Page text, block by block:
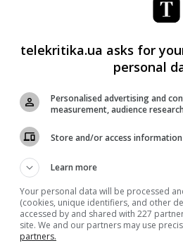
Docudays UA
украинской
фильмах и проектах на
telekritika.ua asks for
personal
Personalised advertising and
measurement, audience
Store and/or access information
Learn more
Your personal data will be processed
(cookies, unique identifiers, and other
accessed by and shared with 227
site. We and our partners may use
partners.